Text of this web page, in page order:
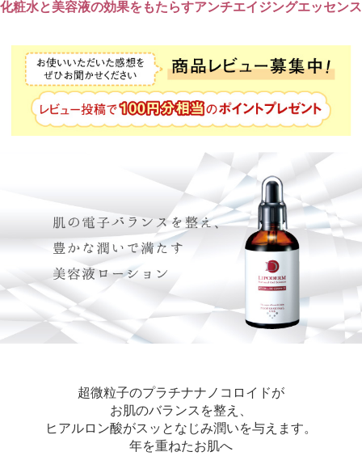
化粧水と美容液の効果をもたらすアンチエイジングエッセンス
超微粒子のプラチナナノコロイドが
お肌のバランスを整え、
ヒアルロン酸がスッとなじみ潤いを与えます。
年を重ねたお肌へ